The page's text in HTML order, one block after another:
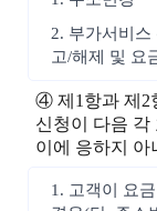
2. 부가서비스
고/해제 및 요
④ 제1항과 제2
신청이 다음 각
이에 응하지 아
1. 고객이 요